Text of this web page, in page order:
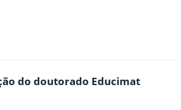
do doutorado Educimat